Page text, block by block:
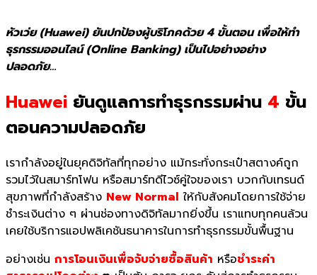
หัวเว่ย (Huawei) ยันปกป้องผู้บริโภคด้วย 4 ขั้นตอน เพื่อให้ทำ
ธุรกรรมออนไลน์ (Online Banking) เป็นไปอย่างอย่าง
ปลอดภัย…
Huawei ยันดูแลการทำธุรกรรมผ่าน 4 ขั้น
ตอนความปลอดภัย
เรากำลังอยู่ในยุคดิจิทัลที่ทุกอย่าง แม้กระทั่งกระเป๋าสตางค์ถูก
รวมไว้ในสมาร์ทโฟน หรือสมาร์ทดีไวซ์คู่ใจของเรา บวกกับเทรนด์
สุขภาพที่กำลังสร้าง New Normal ให้กับสังคมโดยการใช้จ่าย
ชำระเงินต่าง ๆ ผ่านช่องทางดิจิทัลมากยิ่งขึ้น เราแทบทุกคนล้วน
เคยใช้บริการแอปพลิเคชันธนาคารในการทำธุรกรรมขั้นพื้นฐาน
อย่างเช่น การโอนเงินเพื่อจับจ่ายซื้อสินค้า หรือชำระค่า